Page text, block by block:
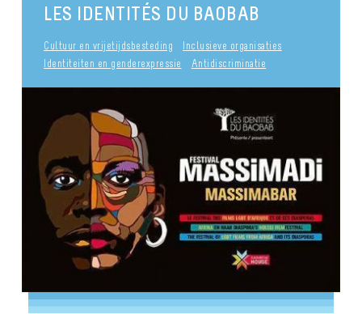
LES IDENTITÉS DU BAOBAB
Cultuur en vrijetijdsbesteding
Inclusieve organisaties
Identiteiten en genderexpressie
Antidiscriminatie